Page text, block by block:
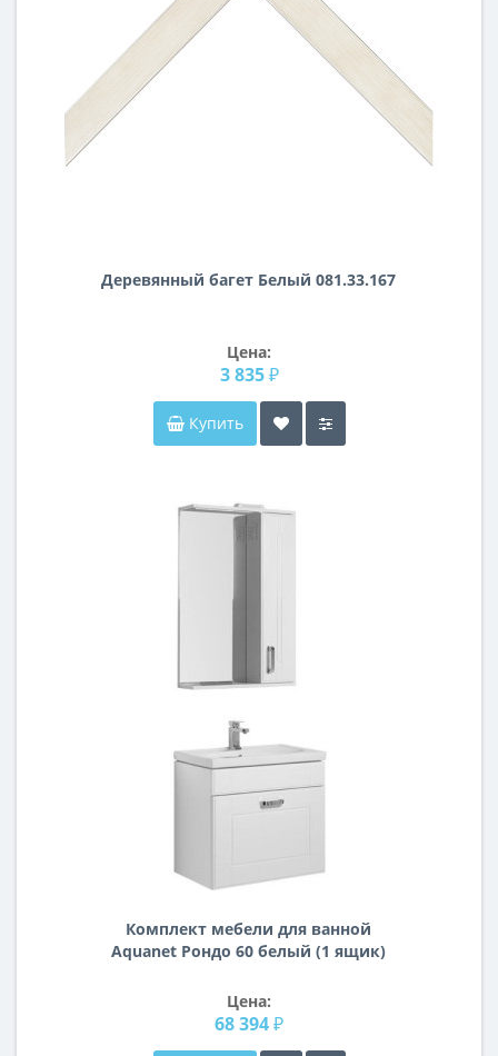
Деревянный багет Белый 081.33.167
Цена:
3 835 ₽
Купить
Комплект мебели для ванной
Aquanet Рондо 60 белый (1 ящик)
Цена:
68 394 ₽